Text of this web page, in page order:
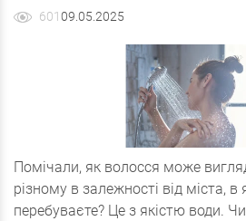
60109.05.2025
Помічали, як волосся може
різному в залежності від міста, в
перебуваєте? Це з якістю води.